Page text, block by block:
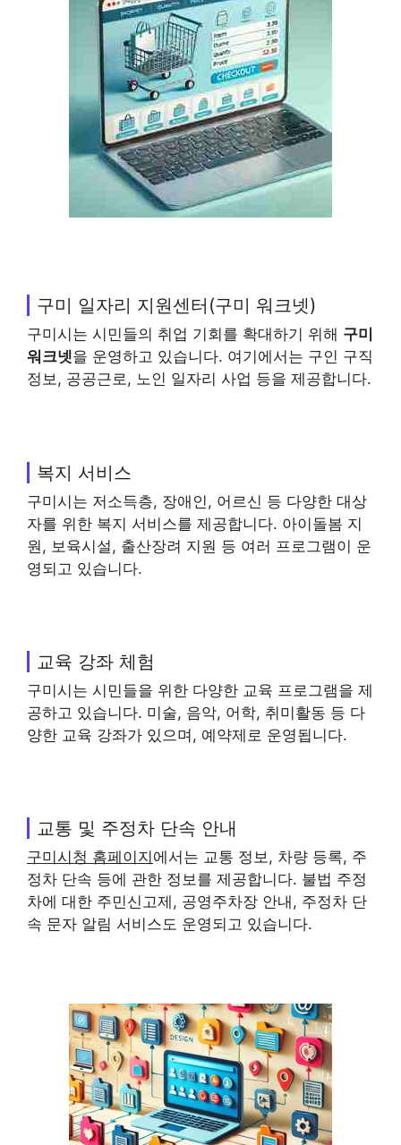
구미 일자리 지원센터(구미 워크넷)
구미시는 시민들의 취업 기회를 확대하기 위해 구미
워크넷을 운영하고 있습니다. 여기에서는 구인 구직
정보, 공공근로, 노인 일자리 사업 등을 제공합니다.
복지 서비스
구미시는 저소득층, 장애인, 어르신 등 다양한 대상
자를 위한 복지 서비스를 제공합니다. 아이돌봄 지
원, 보육시설, 출산장려 지원 등 여러 프로그램이 운
영되고 있습니다.
교육 강좌 체험
구미시는 시민들을 위한 다양한 교육 프로그램을 제
공하고 있습니다. 미술, 음악, 어학, 취미활동 등 다
양한 교육 강좌가 있으며, 예약제로 운영됩니다.
교통 및 주정차 단속 안내
구미시청 홈페이지 에서는 교통 정보, 차량 등록, 주
정차 단속 등에 관한 정보를 제공합니다. 불법 주정
차에 대한 주민신고제, 공영주차장 안내, 주정차 단
속 문자 알림 서비스도 운영되고 있습니다.